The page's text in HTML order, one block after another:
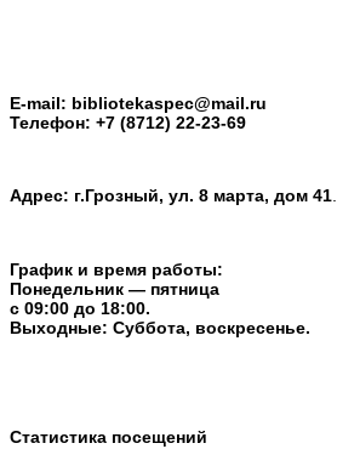
E-mail: bibliotekaspec@mail.ru
Телефон: +7 (8712) 22-23-69
Адрес: г.Грозный, ул. 8 марта, дом 41.
График и время работы:
Понедельник — пятница
с 09:00 до 18:00.
Выходные: Суббота, воскресенье.
Статистика посещений